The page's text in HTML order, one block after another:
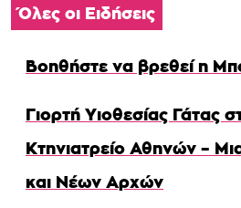
Όλες οι Ειδήσεις
Βοηθήστε να βρεθεί η
Γιορτή Υιοθεσίας Γάτας
Κτηνιατρείο Αθηνών –
και Νέων Αρχών